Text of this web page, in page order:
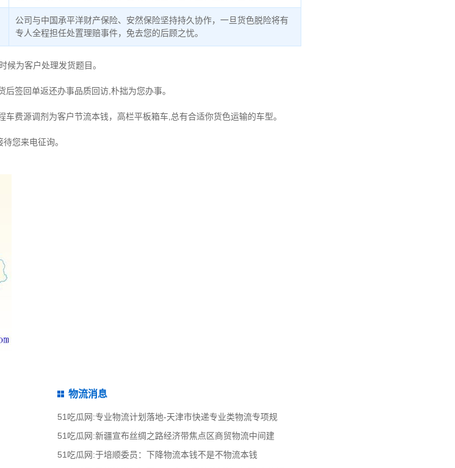
公司与中国承平洋财产保险、安然保险坚持持久协作，一旦货色脱险将有
专人全程担任处置理赔事件，免去您的后顾之忧。
为客户处理发货题目。
签回单返还办事品质回访,朴拙为您办事。
费源调剂为客户节流本钱，高栏平板箱车,总有合适你货色运输的车型。
您来电征询。
物流消息
51吃瓜网:专业物流计划落地-天津市快递专业类物流专项规
51吃瓜网:新疆宣布丝绸之路经济带焦点区商贸物流中间建
51吃瓜网:于培顺委员：下降物流本钱不是不物流本钱